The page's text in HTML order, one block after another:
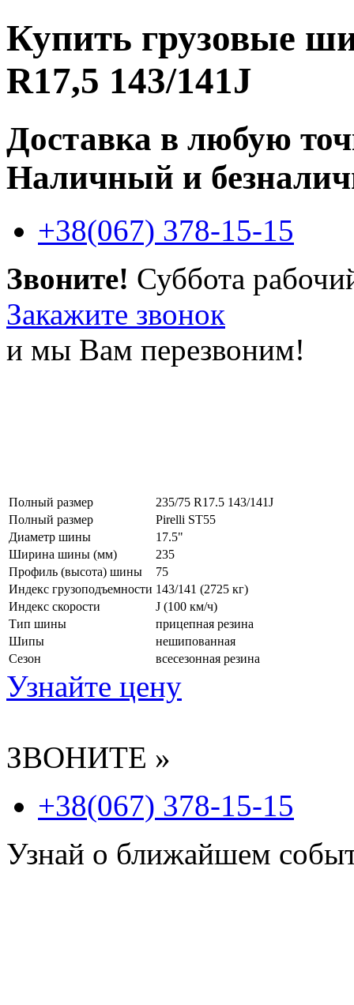
Купить грузовые
R17,5 143/141J
Доставка в любую
Наличный и
+38(067) 378-15-15
Звоните! Суббота
Закажите звонок
и мы Вам перезвоним!
Полный размер
235/75 R17.5 143/141J
Полный размер
Pirelli ST55
Диаметр шины
17.5"
Ширина шины (мм)
235
Профиль (высота) шины
75
Индекс грузоподъемности 143/141 (2725 кг)
Индекс скорости
J (100 км/ч)
Тип шины
прицепная резина
Шипы
нешипованная
Сезон
всесезонная резина
Узнайте цену
ЗВОНИТЕ »
+38(067) 378-15-15
Узнай о ближайшем